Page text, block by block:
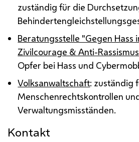
zuständig für die
Beratungsstelle "Gegen Hass
Zivilcourage & Anti-
Opfer bei Hass und
Volksanwaltschaft: zuständig
Menschenrechtskontrollen
Verwaltungsmisständen.
Kontakt